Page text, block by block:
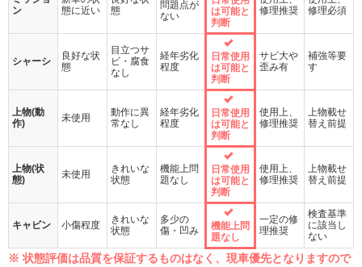
ン
態に近い
態
問題点が
ない
は可能と
判断
修理推奨
修理必須
シャーシ
良好な状
態
目立つサ
ビ・腐食
なし
経年劣化
程度
日常使用
は可能と
判断
サビ大や
歪み有
補強等要
す
上物(動
作)
未使用
動作に異
常なし
経年劣化
程度
日常使用
は可能と
判断
使用上、
修理推奨
上物載せ
替え前提
上物(状
態)
未使用
きれいな
状態
機能上問
題なし
日常使用
は可能と
判断
使用上、
修理推奨
上物載せ
替え前提
キャビン 小傷程度
きれいな
状態
多少の
傷・凹み
機能上問
題なし
一定の修
理推奨
検査基準
に該当し
ない
※ 状態評価は品質を保証するものはなく、現車優先となりますので